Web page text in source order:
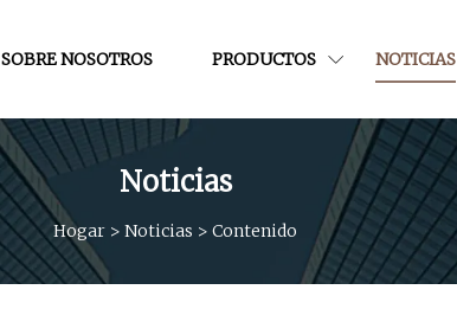
SOBRE NOSOTROS PRODUCTOS NOTICIAS
Noticias
Hogar > Noticias > Contenido